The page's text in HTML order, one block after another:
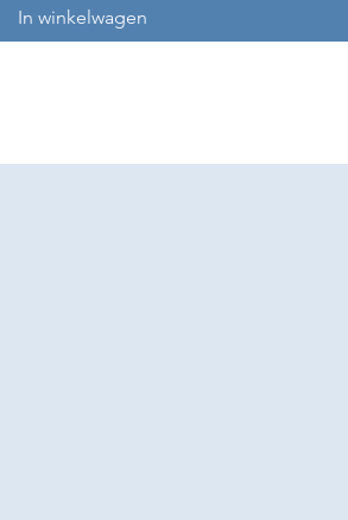
In winkelwagen